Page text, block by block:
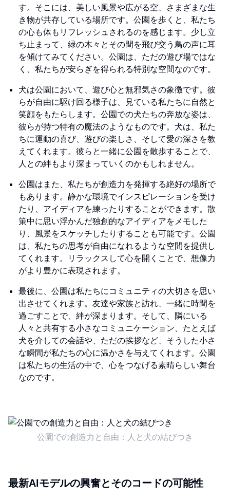
す。そこには、美しい風景や広がる空、さまざまな生
き物が共存している場所です。公園を歩くと、私たち
の心も体もリフレッシュされるのを感じます。少し立
ち止まって、緑の木々とその間を飛び交う鳥の声に耳
を傾けてみてください。公園は、ただの遊び場ではな
く、私たちが安らぎを得られる特別な空間なのです。
犬は公園において、遊び心と無邪気さの象徴です。彼
らが自由に駆け回る様子は、見ている私たちに自然と
笑顔をもたらします。公園での犬たちの奔放な姿は、
彼らが持つ特有の魔法のようなものです。犬は、私た
ちに運動の喜び、遊びの楽しさ、そして愛の深さを教
えてくれます。彼らと一緒に公園を散歩することで、
人との絆もより深まっていくのかもしれません。
公園はまた、私たちが創造力を発揮する絶好の場所で
もあります。静かな環境でインスピレーションを受け
たり、アイディアを練ったりすることができます。散
策中に思い浮かんだ独創的なアイディアをメモした
り、風景をスケッチしたりすることも可能です。公園
は、私たちの思考が自由になれるような空間を提供し
てくれます。リラックスして心を開くことで、想像力
がより豊かに表現されます。
最後に、公園は私たちにコミュニティの大切さを思い
出させてくれます。友達や家族と訪れ、一緒に時間を
過ごすことで、絆が深まります。そして、隣にいる
人々と共有する小さなコミュニケーション、たとえば
犬を介しての会話や、ただの挨拶など、そうした小さ
な瞬間が私たちの心に温かさを与えてくれます。公園
は私たちの生活の中で、心をつなげる素晴らしい舞台
なのです。
公園での創造力と自由：人と犬の結びつき
最新AIモデルの興奮とそのコードの可能性